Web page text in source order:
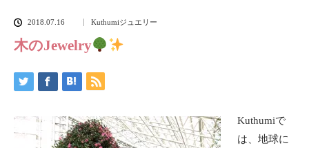
2018.07.16 Kuthumiジュエリー
木のJewelry
Kuthumiで
は、地球に